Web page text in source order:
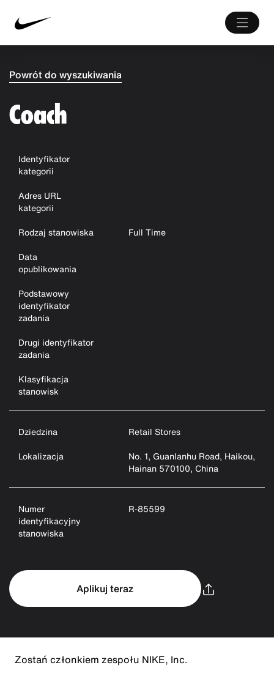
Powrót do wyszukiwania
Coach
Identyfikator
kategorii
Adres URL
kategorii
Rodzaj stanowiska
Full Time
Data
opublikowania
Podstawowy
identyfikator
zadania
Drugi identyfikator
zadania
Klasyfikacja
stanowisk
Dziedzina
Retail Stores
Lokalizacja
No. 1, Guanlanhu Road, Haikou,
Hainan 570100, China
Numer
identyfikacyjny
stanowiska
R-85599
Aplikuj teraz
Zostań członkiem zespołu NIKE, Inc.